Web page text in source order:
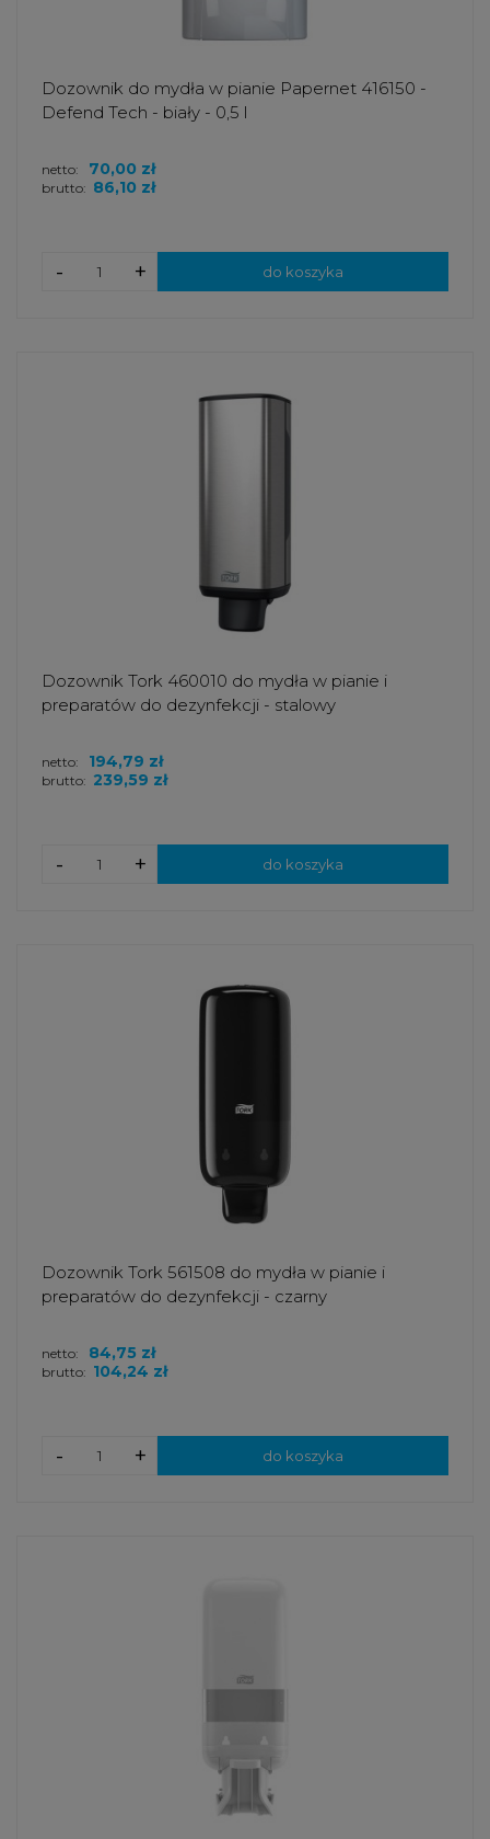
Dozownik do mydła w pianie Papernet 416150 -
Defend Tech - biały - 0,5 l
brutto: 86,10 zł
netto: 70,00 zł
+
- do koszyka
Dozownik Tork 460010 do mydła w pianie i
preparatów do dezynfekcji - stalowy
brutto: 239,59 zł
netto: 194,79 zł
+
- do koszyka
Dozownik Tork 561508 do mydła w pianie i
preparatów do dezynfekcji - czarny
brutto: 104,24 zł
netto: 84,75 zł
+
- do koszyka